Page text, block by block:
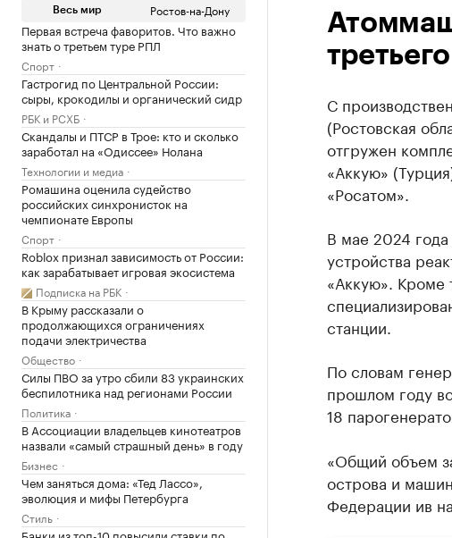
Весь мир Ростов-на-Дону
Первая встреча фаворитов. Что важно
знать о третьем туре РПЛ
Спорт
Гастрогид по Центральной России:
сыры, крокодилы и органический сидр
РБК и РСХБ
Скандалы и ПТСР в Трое: кто и сколько
заработал на «Одиссее» Нолана
Технологии и медиа
Ромашина оценила судейство
российских синхронисток на
чемпионате Европы
Спорт
Roblox признал зависимость от России:
как зарабатывает игровая экосистема
Подписка на РБК
В Крыму рассказали о
продолжающихся ограничениях
подачи электричества
Общество
Силы ПВО за утро сбили 83 украинских
беспилотника над регионами России
Политика
В Ассоциации владельцев кинотеатров
назвали «самый страшный день» в году
Бизнес
Чем заняться дома: «Тед Лассо»,
эволюция и мифы Петербурга
Стиль
Банки из топ-10 повысили ставки по
С
(Ростовская
отгружен
«Аккую»
«Росатом».
В мае 2024
устройства
«Аккую». Кроме
станции.
По словам
прошлом году
18
«Общий объем
острова и
Федерации ив